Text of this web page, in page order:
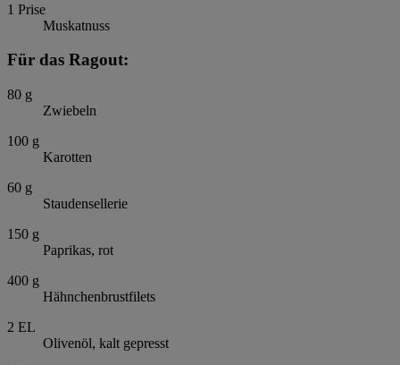
1 Prise
Muskatnuss
Für das Ragout:
80 g
Zwiebeln
100 g
Karotten
60 g
Staudensellerie
150 g
Paprikas, rot
400 g
Hähnchenbrustfilets
2 EL
Olivenöl, kalt gepresst